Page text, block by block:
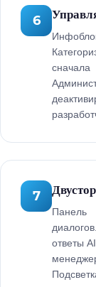
6
7
Панель
ответы